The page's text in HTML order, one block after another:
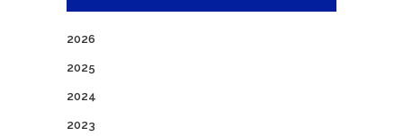
2026
2025
2024
2023